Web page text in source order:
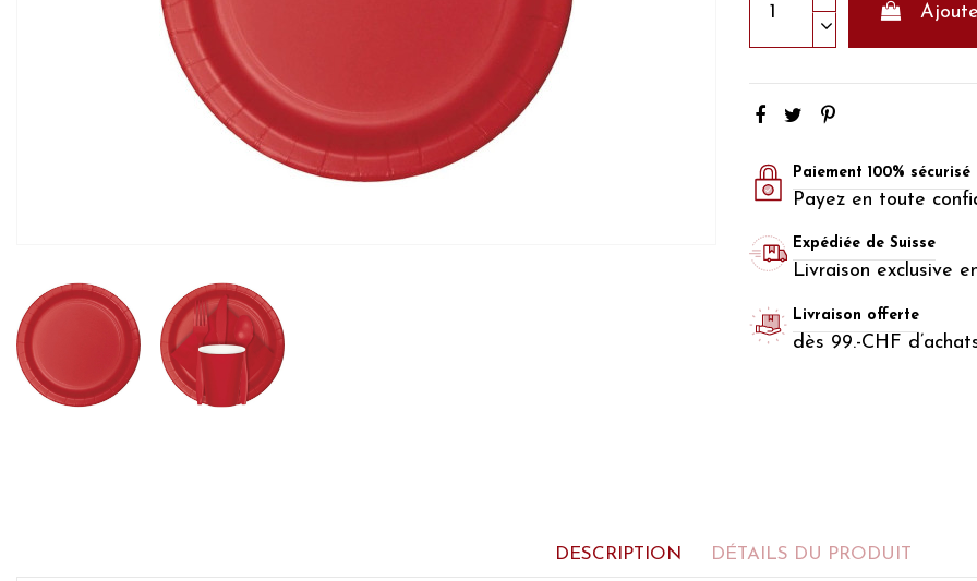
Paiement 100% sécurisé
Payez en toute
Expédiée de Suisse
Livraison exclusive
Livraison offerte
dès 99.-CHF
DESCRIPTION DÉTAILS DU PRODUIT